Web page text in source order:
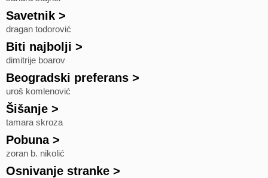
Savetnik >
dragan todorović
Biti najbolji >
dimitrije boarov
Beogradski preferans >
uroš komlenović
Šišanje >
tamara skroza
Pobuna>
zoran b. nikolić
Osnivanje stranke >